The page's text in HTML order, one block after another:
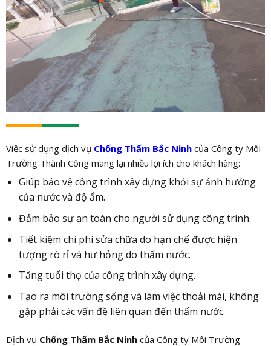
Việc sử dụng dịch vụ Chống Thấm Bắc Ninhcủa Công ty Môi
Trường Thành Công mang lại nhiều lợi ích cho khách hàng:
Giúp bảo vệ công trình xây dựng khỏi sự ảnh hưởng
của nước và độ ẩm.
Đảm bảo sự an toàn cho người sử dụng công trình.
Tiết kiệm chi phí sửa chữa do hạn chế được hiện
tượng rò rỉ và hư hỏng do thấm nước.
Tăng tuổi thọ của công trình xây dựng.
Tạo ra môi trường sống và làm việc thoải mái, không
gặp phải các vấn đề liên quan đến thấm nước.
Dịch vụ Chống Thấm Bắc Ninhcủa Công ty Môi Trường